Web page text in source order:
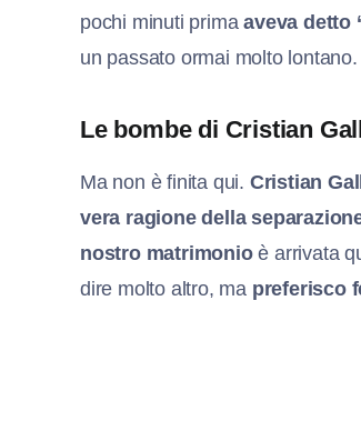
pochi minuti primaaveva detto
un passato ormai molto lontano.
Le bombe di Cristian
Ma non è finita qui. Cristian
vera ragione della
nostro matrimonioè arrivata
dire molto altro, ma preferisco